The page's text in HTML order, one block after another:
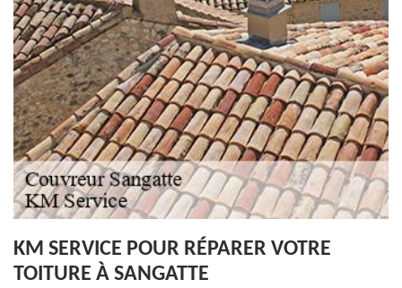
KM SERVICE POUR RÉPARER VOTRE
TOITURE À SANGATTE